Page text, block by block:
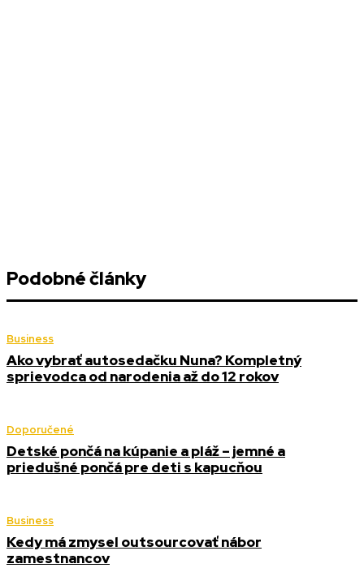
Podobné články
Business
Ako vybrať autosedačku Nuna? Kompletný
sprievodca od narodenia až do 12 rokov
Doporučené
Detské pončá na kúpanie a pláž – jemné a
priedušné pončá pre deti s kapucňou
Business
Kedy má zmysel outsourcovať nábor
zamestnancov